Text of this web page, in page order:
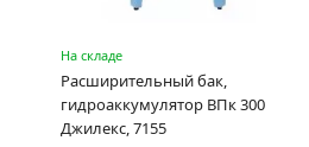
На складе
Расширительный бак,
гидроаккумулятор ВПк 300
Джилекс, 7155